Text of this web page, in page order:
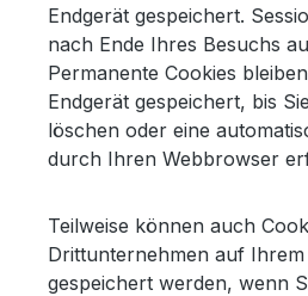
Endgerät gespeichert.
nach Ende Ihres Besuchs
Permanente Cookies
Endgerät gespeichert, bis
löschen oder eine
durch Ihren Webbrowser
Teilweise können auch
Drittunternehmen auf Ihrem
gespeichert werden, wenn